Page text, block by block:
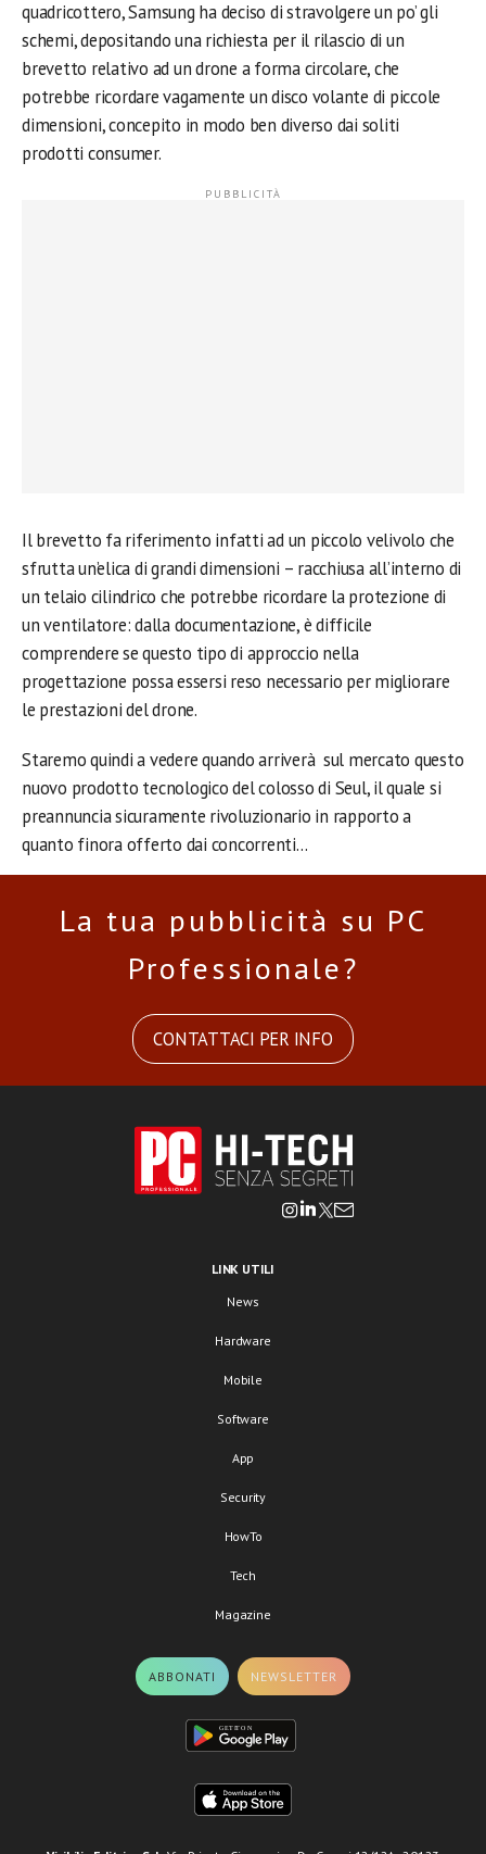
quadricottero, Samsung ha deciso di stravolgere un po’ gli
schemi, depositando una richiesta per il rilascio di un
brevetto relativo ad un drone a forma circolare, che
potrebbe ricordare vagamente un disco volante di piccole
dimensioni, concepito in modo ben diverso dai soliti
prodotti consumer.
Il brevetto fa riferimento infatti ad un piccolo velivolo che
sfrutta un’elica di grandi dimensioni – racchiusa all’interno di
un telaio cilindrico che potrebbe ricordare la protezione di
un ventilatore: dalla documentazione, è difficile
comprendere se questo tipo di approccio nella
progettazione possa essersi reso necessario per migliorare
le prestazioni del drone.
Staremo quindi a vedere quando arriverà sul mercato questo
nuovo prodotto tecnologico del colosso di Seul, il quale si
preannuncia sicuramente rivoluzionario in rapporto a
quanto finora offerto dai concorrenti…
La tua pubblicità su PC
Professionale?
CONTATTACI PER INFO
LINK UTILI
News
Hardware
Mobile
Software
App
Security
HowTo
Tech
Magazine
ABBONATI NEWSLETTER